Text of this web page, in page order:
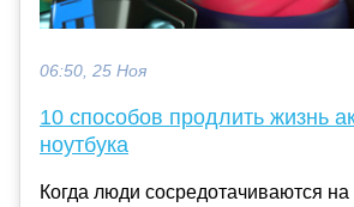
06:50, 25 Ноя
10 способов продлить жизнь
ноутбука
Когда люди сосредотачиваются